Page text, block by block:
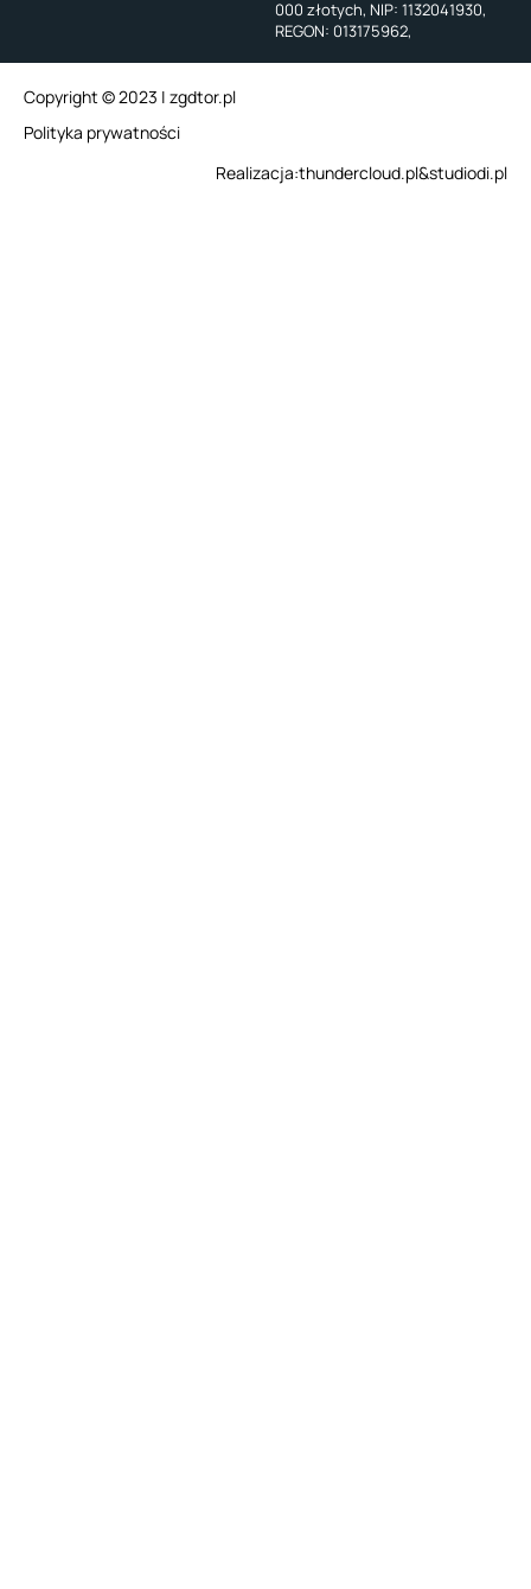
000 złotych, NIP: 1132041930,
REGON: 013175962,
Copyright © 2023 | zgdtor.pl
Polityka prywatności
studiodi.pl
&
thundercloud.pl
Realizacja: